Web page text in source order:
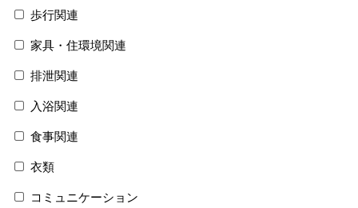
歩行関連
家具・住環境関連
排泄関連
入浴関連
食事関連
衣類
コミュニケーション